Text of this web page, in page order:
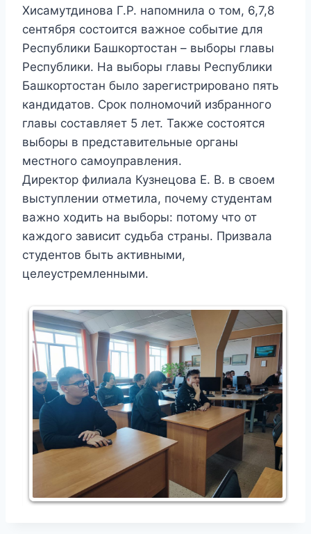
Хисамутдинова Г.Р. напомнила о том, 6,7,8
сентября состоится важное событие для
Республики Башкортостан – выборы главы
Республики. На выборы главы Республики
Башкортостан было зарегистрировано пять
кандидатов. Срок полномочий избранного
главы составляет 5 лет. Также состоятся
выборы в представительные органы
местного самоуправления.
Директор филиала Кузнецова Е. В. в своем
выступлении отметила, почему студентам
важно ходить на выборы: потому что от
каждого зависит судьба страны. Призвала
студентов быть активными,
целеустремленными.